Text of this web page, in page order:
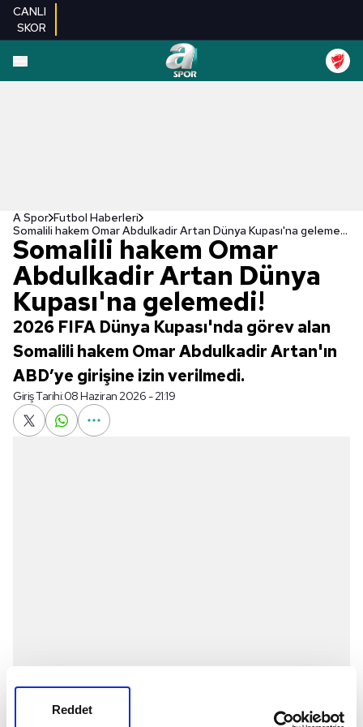
Reddet
CANLI
SKOR
A Spor Futbol Haberleri
Somalili hakem Omar Abdulkadir Artan Dünya Kupası'na gelemedi!
Somalili hakem Omar
Abdulkadir Artan Dünya
Kupası'na gelemedi!
2026 FIFA Dünya Kupası'nda görev alan
Somalili hakem Omar Abdulkadir Artan'ın
ABD’ye girişine izin verilmedi.
Giriş Tarihi:08 Haziran 2026 - 21:19
Somalili futbol hakemi Artan, Miami Uluslararası